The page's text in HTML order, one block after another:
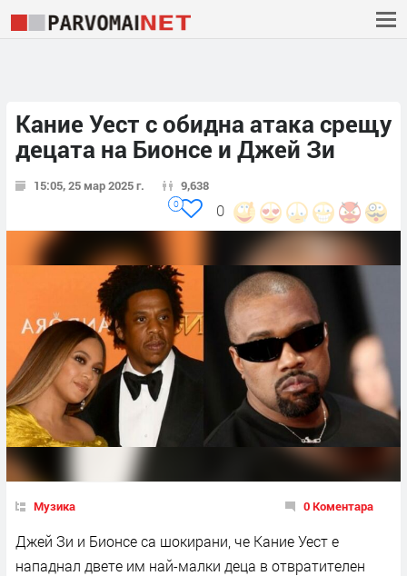
Кание Уест с обидна атака срещу
децата на Бионсе и Джей Зи
15:05, 25 мар 2025 г. 9,638
0
0
Музика 0 Коментара
Джей Зи и Бионсе са шокирани, че Кание Уест е
нападнал двете им най-малки деца в отвратителен